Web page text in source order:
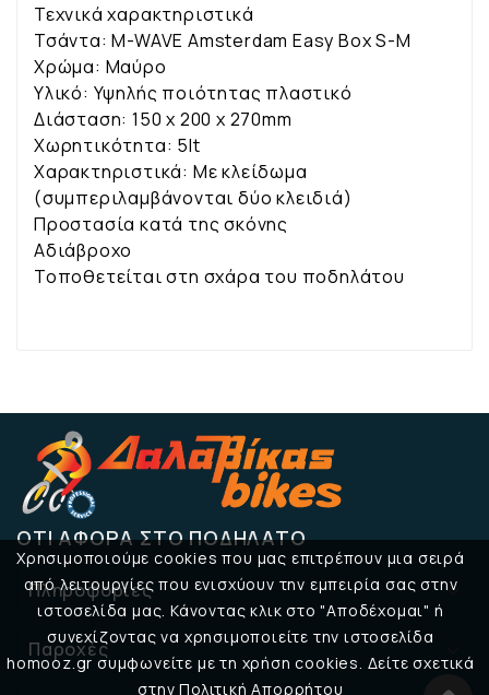
Χρησιμοποιούμε cookies που μας επιτρέπουν μια σειρά
από λειτουργίες που ενισχύουν την εμπειρία σας στην
ιστοσελίδα μας. Κάνοντας κλικ στο "Αποδέχομαι" ή
συνεχίζοντας να χρησιμοποιείτε την ιστοσελίδα
homooz.gr συμφωνείτε με τη χρήση cookies. Δείτε σχετικά
στην Πολιτική Απορρήτου
Τεχνικά χαρακτηριστικά
Τσάντα: M-WAVE Amsterdam Easy Box S-M
Χρώμα: Μαύρο
Υλικό: Υψηλής ποιότητας πλαστικό
Διάσταση: 150 x 200 x 270mm
Χωρητικότητα: 5lt
Χαρακτηριστικά: Με κλείδωμα
(συμπεριλαμβάνονται δύο κλειδιά)
Προστασία κατά της σκόνης
Αδιάβροχο
Τοποθετείται στη σχάρα του ποδηλάτου
ΌΤΙ ΑΦΟΡΆ ΣΤΟ ΠΟΔΉΛΑΤΟ
Πληροφορίες 
Παροχές